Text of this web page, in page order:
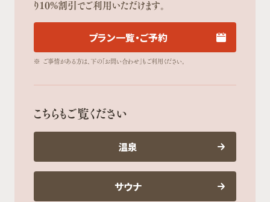
り10%割引でご利用いただけます。
プラン一覧・ご予約
※ ご事情がある方は、下の「お問い合わせ」もご利用ください。
こちらもご覧ください
温泉
サウナ